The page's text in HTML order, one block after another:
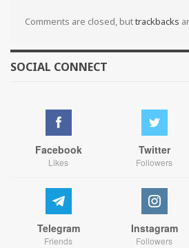
Comments are closed, buttrackbacks
SOCIAL CONNECT
Facebook
Likes
Twitter
Followers
Telegram
Friends
Instagram
Followers